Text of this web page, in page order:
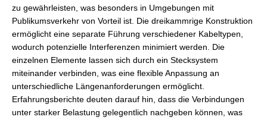
zu gewährleisten, was besonders in Umgebungen mit
Publikumsverkehr von Vorteil ist. Die dreikammrige Konstruktion
ermöglicht eine separate Führung verschiedener Kabeltypen,
wodurch potenzielle Interferenzen minimiert werden. Die
einzelnen Elemente lassen sich durch ein Stecksystem
miteinander verbinden, was eine flexible Anpassung an
unterschiedliche Längenanforderungen ermöglicht.
Erfahrungsberichte deuten darauf hin, dass die Verbindungen
unter starker Belastung gelegentlich nachgeben können, was